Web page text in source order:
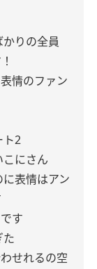
りの全員
情のファン
ト2
にさん
表情はアン
す
た
せれるの空